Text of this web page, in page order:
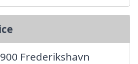
Frederikshavn